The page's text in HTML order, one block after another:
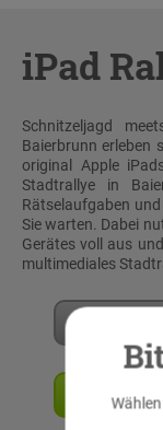
iPad
Schnitzeljagd
Baierbrunn erleben
original Apple
Stadtrallye in
Rätselaufgaben
Sie warten. Dabei
Gerätes voll aus
multimediales